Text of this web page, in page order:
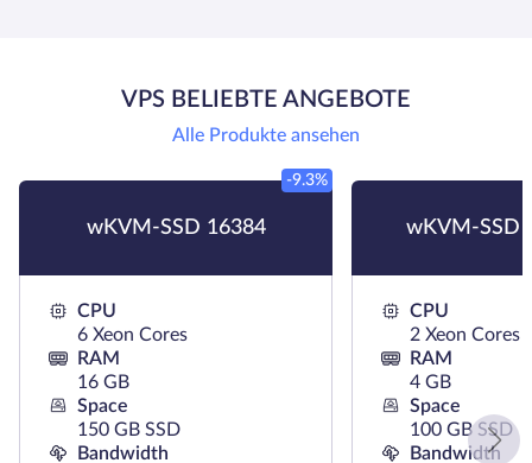
VPS BELIEBTE ANGEBOTE
Alle Produkte ansehen
wKVM-SSD 16384
-9.3%
CPU
6 Xeon Cores
RAM
16 GB
Space
150 GB SSD
Bandwidth
wKVM-SSD
CPU
2 Xeon Cores
RAM
4 GB
Space
100 GB SSD
Bandwidth